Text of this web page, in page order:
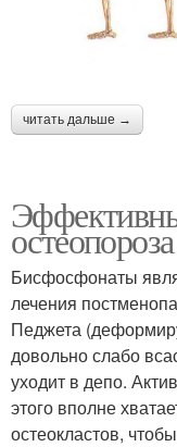
читать дальше →
Бисфосфонаты
лечения
Педжета
довольно слабо
уходит в депо.
этого вполне
остеокластов,